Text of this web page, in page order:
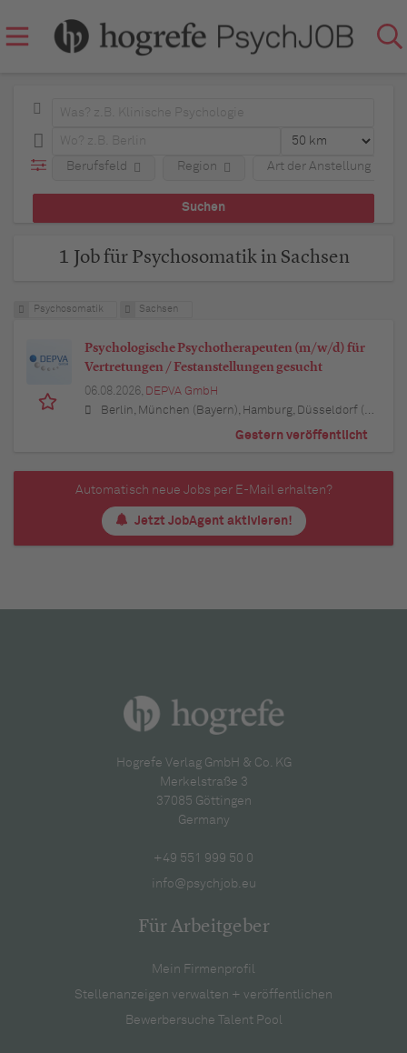
Berufsfeld Art der Anstellung
Region
1 Job für Psychosomatik in Sachsen
Psychosomatik Sachsen
Psychologische Psychotherapeuten (m/w/d) für
Vertretungen / Festanstellungen gesucht
06.08.2026, DEPVA GmbH
Berlin, München (Bayern), Hamburg, Düsseldorf (Nordrhein-Westfalen), Köln (Nordrhein-Westfalen), Essen (Nordrhein-Westfalen), Dortmund (Nordrhein-Westfalen), Stuttgart (Baden-Württemberg), Heilbronn (Baden-Württemberg), Hannover (Niedersachsen), Rostock (Mecklenburg-Vorpommern), Kiel (Schleswig-Holstein), Augsburg (Bayern), Nürnberg (Bayern), Frankfurt am Main (Hessen), Bremen, Schwerin (Mecklenburg-Vorpommern), Mainz (Rheinland-Pfalz), Saarbrücken (Saarland), Dresden (Sachsen), Magdeburg (Sachsen-Anhalt), Potsdam (Brandenburg), Erfurt (Thüringen), Würzburg (Bayern), Heilbronn (Baden-Württemberg), Leipzig (Sachsen)
Gestern veröffentlicht
Automatisch neue Jobs per E-Mail erhalten?
Jetzt JobAgent aktivieren!
Hogrefe Verlag GmbH & Co. KG
Merkelstraße 3
37085 Göttingen
Germany
+49 551 999 50 0
info@psychjob.eu
Für Arbeitgeber
Mein Firmenprofil
Stellenanzeigen verwalten + veröffentlichen
Bewerbersuche Talent Pool